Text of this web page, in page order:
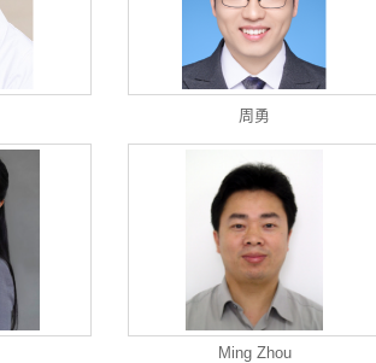
周勇
Ming Zhou